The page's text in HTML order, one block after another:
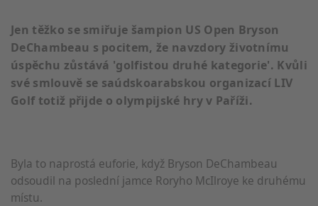
Jen těžko se smiřuje šampion US Open Bryson
DeChambeau s pocitem, že navzdory životnímu
úspěchu zůstává 'golfistou druhé kategorie'. Kvůli
své smlouvě se saúdskoarabskou organizací LIV
Golf totiž přijde o olympijské hry v Paříži.
Byla to naprostá euforie, když Bryson DeChambeau
odsoudil na poslední jamce Roryho McIlroye ke druhému
místu.